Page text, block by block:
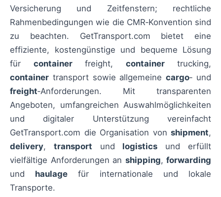
Versicherung und Zeitfenstern; rechtliche
Rahmenbedingungen wie die CMR‑Konvention sind
zu beachten. GetTransport.com bietet eine
effiziente, kostengünstige und bequeme Lösung
für containerfreight, containertrucking,
container transport sowie allgemeinecargo‑ und
freight‑Anforderungen. Mit transparenten
Angeboten, umfangreichen Auswahlmöglichkeiten
und digitaler Unterstützung vereinfacht
GetTransport.com die Organisation von shipment,
delivery, transport und logistics und erfüllt
vielfältige Anforderungen an shipping, forwarding
und haulage für internationale und lokale
Transporte.